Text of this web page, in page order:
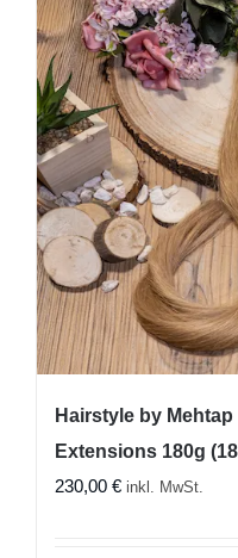
Hairstyle by
Extensions 180g
230,00 € inkl. MwSt.